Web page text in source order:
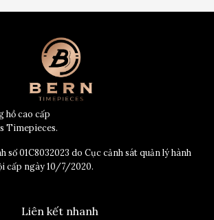
hồ cao cấp
Timepieces.
số 01C8032023 do Cục cảnh sát quản lý hành
cấp ngày 10/7/2020.
Liên kết nhanh